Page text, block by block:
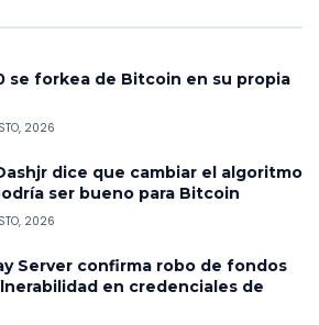
se forkea de Bitcoin en su propia
2026
dice que cambiar el algoritmo
ser bueno para Bitcoin
2026
Server confirma robo de fondos
en credenciales de